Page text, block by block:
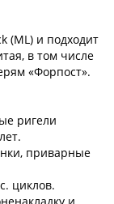
(ML) и подходит
в том числе
«Форпост».
ригели
приварные
циклов.